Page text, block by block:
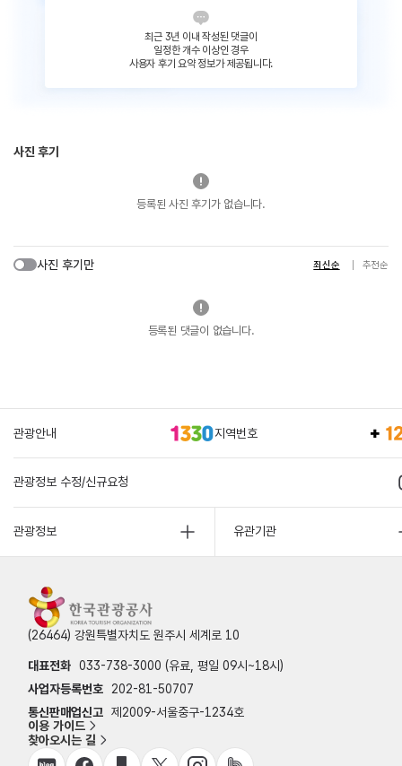
최근 3년 이내 작성된 댓글이
일정한 개수 이상인 경우
사용자 후기 요약 정보가 제공됩니다.
사진 후기
등록된 사진 후기가 없습니다.
사진 후기만 최신순 추천순
등록된 댓글이 없습니다.
관광안내 지역번호
관광정보 수정/신규요청
관광정보 유관기관
(26464) 강원특별자치도 원주시 세계로 10
대표전화 033-738-3000 (유료, 평일 09시~18시)
사업자등록번호
202-81-50707
통신판매업신고 제2009-서울중구-1234호
이용 가이드
찾아오시는 길